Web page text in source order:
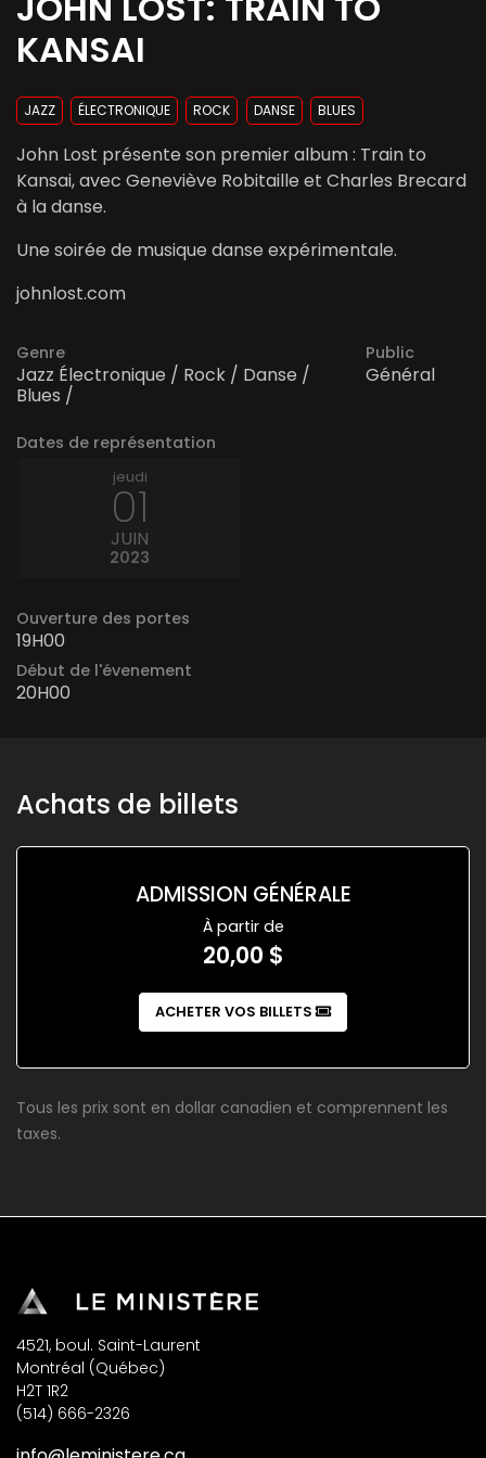
KANSAI
JAZZ ÉLECTRONIQUE ROCK DANSE BLUES
John Lost présente son premier album : Train to
Kansai, avec Geneviève Robitaille et Charles Brecard
à la danse.
Une soirée de musique danse expérimentale.
johnlost.com
Genre
Jazz Électronique / Rock / Danse /
Blues /
Public
Général
Dates de représentation
jeudi
01
JUIN
2023
Ouverture des portes
19H00
Début de l'évenement
20H00
Achats de billets
ADMISSION GÉNÉRALE
À partir de
20,00 $
ACHETER VOS BILLETS
Tous les prix sont en dollar canadien et comprennent les
taxes.
4521, boul. Saint-Laurent
Montréal (Québec)
H2T 1R2
(514) 666-2326